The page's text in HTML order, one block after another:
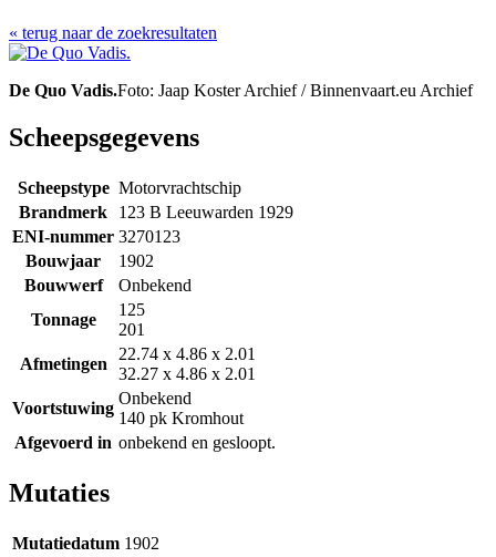
« terug naar de zoekresultaten
De Quo Vadis.Foto: Jaap Koster Archief / Binnenvaart.eu Archief
Scheepsgegevens
Scheepstype Motorvrachtschip
Brandmerk
123 B Leeuwarden 1929
ENI-nummer 3270123
Bouwjaar
1902
Bouwwerf
Onbekend
Tonnage
125
201
Afmetingen
22.74 x 4.86 x 2.01
32.27 x 4.86 x 2.01
Voortstuwing
Onbekend
140 pk Kromhout
Afgevoerd in onbekend en gesloopt.
Mutaties
Mutatiedatum 1902